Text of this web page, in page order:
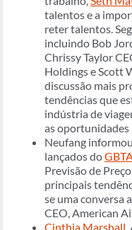
talentos e a
reter talentos.
incluindo Bob
Chrissy Taylor
Holdings e Scott
discussão mais
tendências que
indústria de
as
Neufang
lançados do
Previsão de
principais
se uma conversa
CEO, American
Cinthia Marshall,